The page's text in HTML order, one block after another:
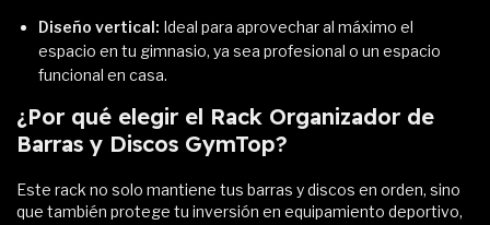
Diseño vertical: Ideal para aprovechar al máximo el
espacio en tu gimnasio, ya sea profesional o un espacio
funcional en casa.
¿Por qué elegir el Rack Organizador de
Barras y Discos GymTop?
Este rack no solo mantiene tus barras y discos en orden, sino
que también protege tu inversión en equipamiento deportivo,